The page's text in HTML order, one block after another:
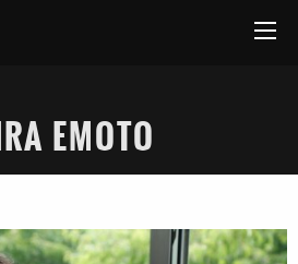
EMOTO